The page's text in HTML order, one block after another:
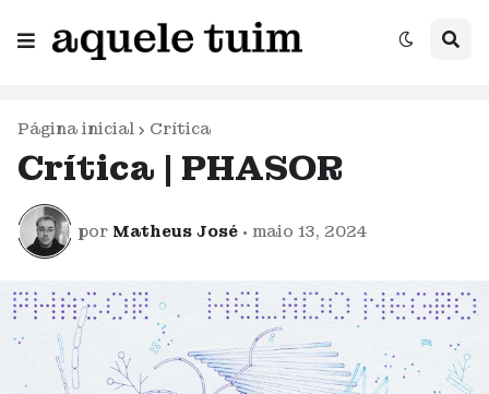
Página inicial Crítica
Crítica | PHASOR
por Matheus José • maio 13, 2024